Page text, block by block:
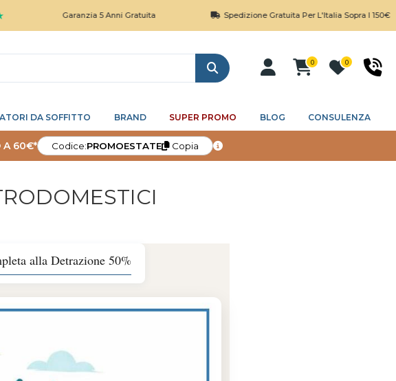
Garanzia 5 Anni Gratuita Spedizione Gratuita Per L'Italia Sopra I 150€
Cerca
0 0
DA SOFFITTO BRAND SUPER PROMO BLOG CONSULENZA
A 60€* Codice:PROMOESTATE Copia
alla Detrazione 50%